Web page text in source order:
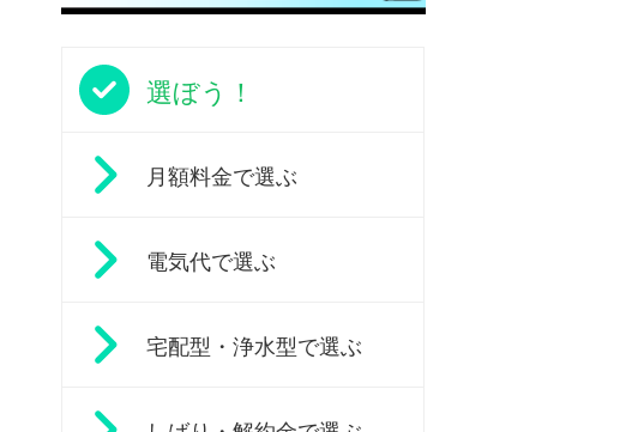
選ぼう！
月額料金で選ぶ
電気代で選ぶ
宅配型・浄水型で選ぶ